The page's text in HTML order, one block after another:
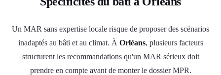
Un MAR sans expertise locale risque de proposer des scénarios
inadaptés au bâti et au climat. À Orléans, plusieurs facteurs
structurent les recommandations qu'un MAR sérieux doit
prendre en compte avant de monter le dossier MPR.